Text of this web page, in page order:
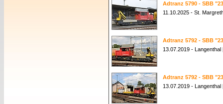
Adtranz 5790 - SBB
11.10.2025 - St.
Adtranz 5792 - SBB
13.07.2019 - Langenthal
Adtranz 5792 - SBB
13.07.2019 - Langenthal